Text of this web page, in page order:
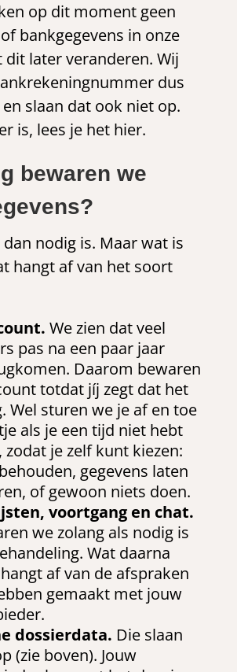
op dit moment geen
bankgegevens in onze
dit later veranderen. Wij
dus
slaan dat ook niet op.
is, lees je het hier.
bewaren we
nodig is. Maar wat is
hangt af van het soort
We zien dat veel
pas na een paar jaar
Daarom bewaren
totdat jíj zegt dat het
Wel sturen we je af en toe
als je een tijd niet hebt
zodat je zelf kunt kiezen:
gegevens laten
of gewoon niets doen.
voortgang en chat.
we zolang als nodig is
Wat daarna
af van de afspraken
gemaakt met jouw
dossierdata. Die slaan
(zie boven). Jouw